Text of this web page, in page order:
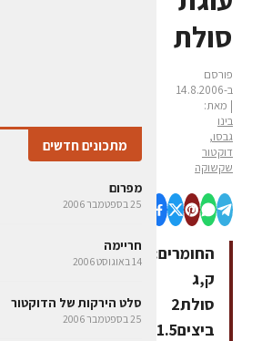
סולת
פורסם
ב-14.8.2006
| מאת:
בינו
גבסו,
דוקטור
שקשוקה
ק,ג
סולת2
ביצים1.5
מתכונים חדשים
מפרום
25 בספטמבר 2006
חריימה
14 באוגוסט 2006
סלט הירקות של הדוקטור
25 בספטמבר 2006